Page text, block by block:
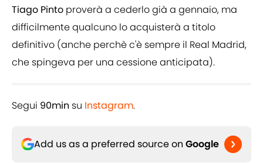
Tiago Pinto proverà a cederlo già a gennaio, ma
difficilmente qualcuno lo acquisterà a titolo
definitivo (anche perchè c'è sempre il Real Madrid,
che spingeva per una cessione anticipata).
Segui 90min su Instagram.
Add us as a preferred source on Google